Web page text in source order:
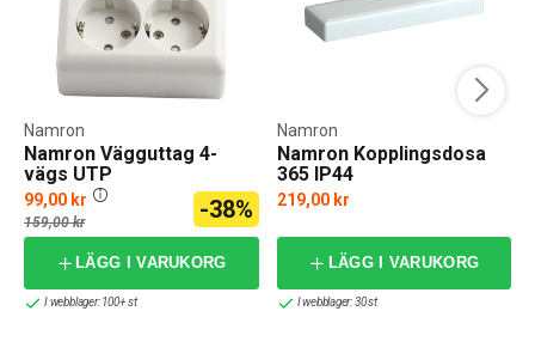
Namron Vägguttag 4-
vägs UTP
Skruvanslutning Jordat
Namron
99,00 kr
159,00 kr -38%
LÄGG I VARUKORG
I webblager: 100+ st
Namron Kopplingsdosa
365 IP44
Namron
219,00 kr
LÄGG I VARUKORG
I webblager: 30 st